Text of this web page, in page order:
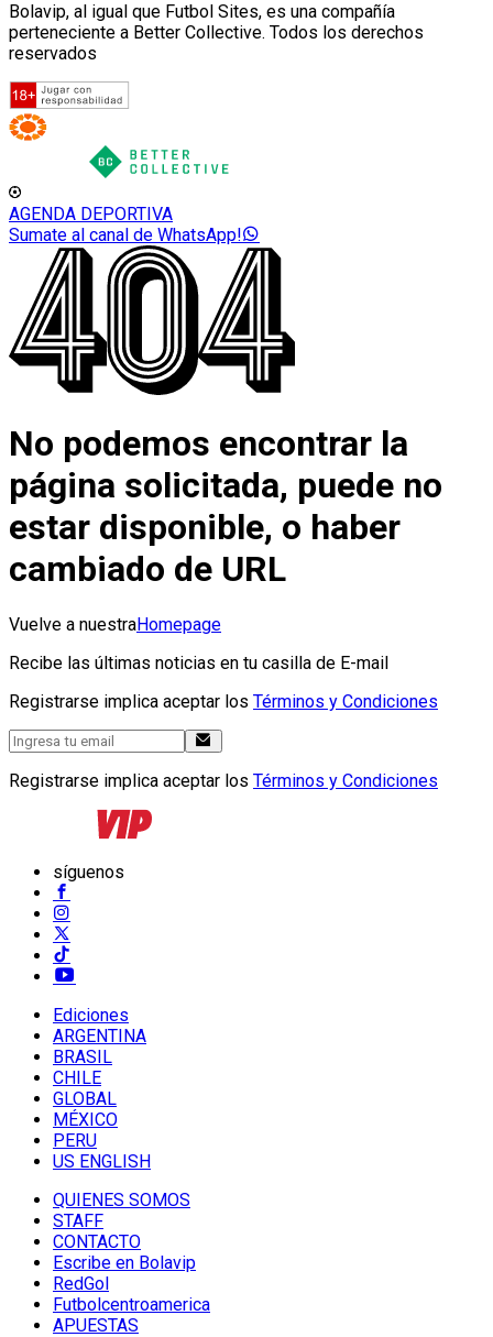
Bolavip, al igual que Futbol Sites, es una compañía
perteneciente a Better Collective. Todos los derechos
reservados
AGENDA DEPORTIVA
Sumate al canal de WhatsApp!
No podemos encontrar la
página solicitada, puede no
estar disponible, o haber
cambiado de URL
Vuelve a nuestraHomepage
Recibe las últimas noticias en tu casilla de E-mail
Registrarse implica aceptar los Términos y Condiciones
Registrarse implica aceptar los Términos y Condiciones
síguenos
Ediciones
ARGENTINA
BRASIL
CHILE
GLOBAL
MÉXICO
PERU
US ENGLISH
QUIENES SOMOS
STAFF
CONTACTO
Escribe en Bolavip
RedGol
Futbolcentroamerica
APUESTAS